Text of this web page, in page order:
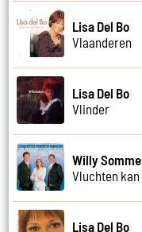
Lisa Del Bo
Vlaanderen
Lisa Del Bo
Vlinder
Willy
Vluchten
Lisa Del Bo